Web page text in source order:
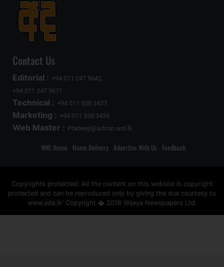
Contact Us
Editorial : +94 011 247 9642,
+94 011 247 9671
Technical : +94 011 538 3437
Marketing : +94 011 538 3439
Web Master : Pradeep@admin.wnl.lk
WNL Home Home Delivery Advertise With Us Feedback
Copyrights protected: All the content on this website is copyright
protected and can be reproduced only by giving the due courtesy to
www.ada.lk' Copyright � 2018 Wijeya Newspapers Ltd.